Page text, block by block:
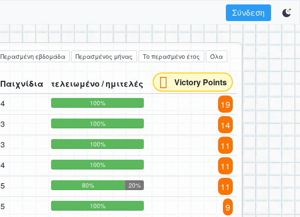
Σύνδεση
Περασμένη εβδομάδα Περασμένος μήνας Το περασμένο έτος Όλα
Παιχνίδια τελειωμένο / ημιτελές
Victory Points
4 100% 19
3 100% 14
3 100% 11
4 100% 11
5 80% 20% 11
5 100% 9